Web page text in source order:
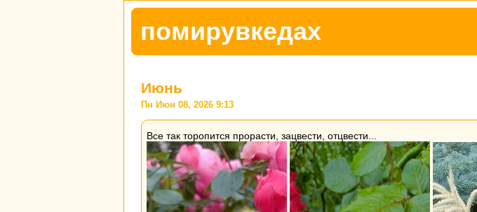
помирувкедах
Июнь
Пн Июн 08, 2026 9:13
Все так торопится прорасти, зацвести, отцвести...